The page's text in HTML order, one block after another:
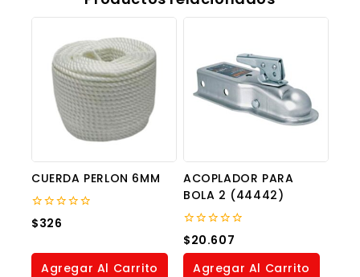
CUERDA PERLON 6MM
0
out
5
$326
Agregar Al Carrito
ACOPLADOR PARA
BOLA 2 (44442)
0
out
of
$20.607
Agregar Al Carrito